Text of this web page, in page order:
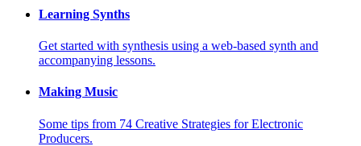
Learning Synths
Get started with synthesis using a web-based synth and
accompanying lessons.
Making Music
Some tips from 74 Creative Strategies for Electronic
Producers.